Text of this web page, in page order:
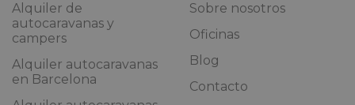
Alquiler de
autocaravanas y
campers
Alquiler autocaravanas
en Barcelona
Sobre nosotros
Oficinas
Blog
Contacto